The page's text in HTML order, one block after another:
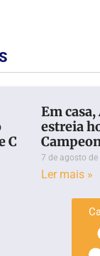
C
Em
estreia
7 de agosto
Ler mais »